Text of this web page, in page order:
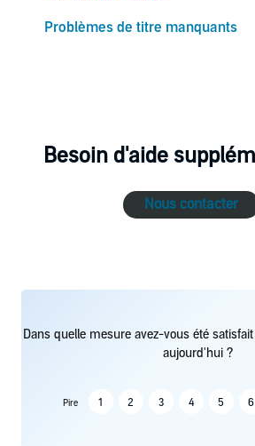
Problèmes de titre manquants
Besoin d'aide
Nous contacter
Dans quelle mesure avez-vous été
aujourd'hui ?
Pire 1 2 3 4 5 6